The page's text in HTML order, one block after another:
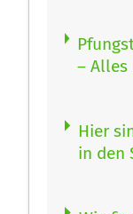
–
Hier
in den